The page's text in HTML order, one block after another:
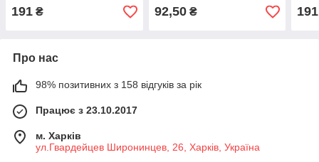
191 ₴ 92,50₴ 191
Про нас
98% позитивних з 158 відгуків за рік
Працює з 23.10.2017
м. Харків
ул.Гвардейцев Широнинцев, 26, Харків, Україна